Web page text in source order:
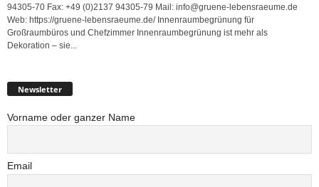
94305-70 Fax: +49 (0)2137 94305-79 Mail: info@gruene-lebensraeume.de
Web: https://gruene-lebensraeume.de/ Innenraumbegrünung für
Großraumbüros und Chefzimmer Innenraumbegrünung ist mehr als
Dekoration – sie...
Newsletter
Vorname oder ganzer Name
Email